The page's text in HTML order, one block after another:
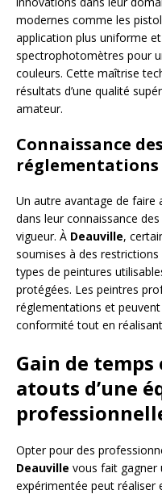
modernes comme les
application plus uniforme
spectrophotomètres pour
couleurs. Cette maîtrise
résultats d’une qualité
amateur.
Connaissance
réglementations
Un autre avantage de faire
dans leur connaissance
vigueur. À Deauville,
soumises à des
types de peintures
protégées. Les peintres
réglementations et
conformité tout en
Gain de
atouts d’une
Opter pour des
Deauville vous fait gagner
expérimentée peut réaliser